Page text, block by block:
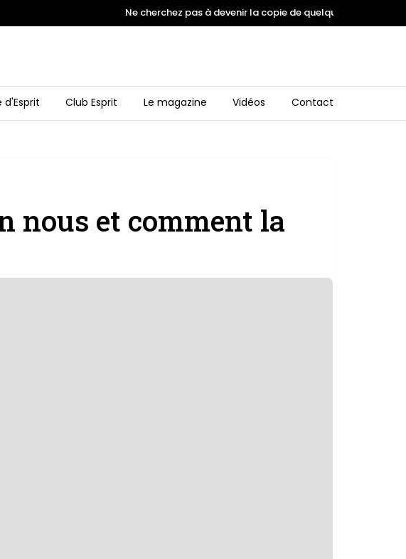
Ne cherchez pas à devenir la copie de quelqu'un. Inspirez
d'Esprit Club Esprit Le magazine Vidéos Contact
nous et comment la